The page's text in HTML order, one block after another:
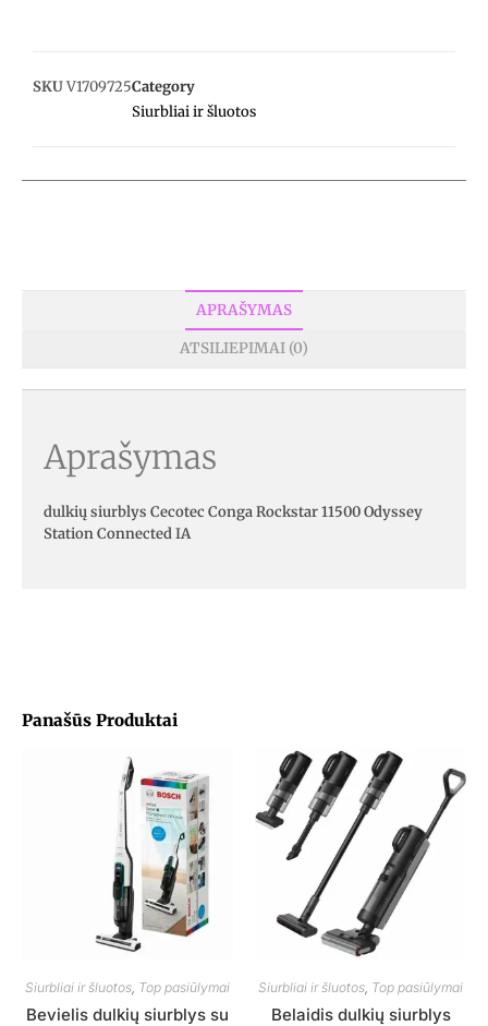
Panašūs Produktai
Siurbliai ir šluotos Top pasiūlymai
Bevielis dulkių siurblys su
Siurbliai ir šluotos Top pasiūlymai
Belaidis dulkių siurblys
SKUV1709725Category
Siurbliai ir šluotos
APRAŠYMAS
ATSILIEPIMAI (0)
Aprašymas
dulkių siurblys Cecotec Conga Rockstar 11500 Odyssey
Station Connected IA